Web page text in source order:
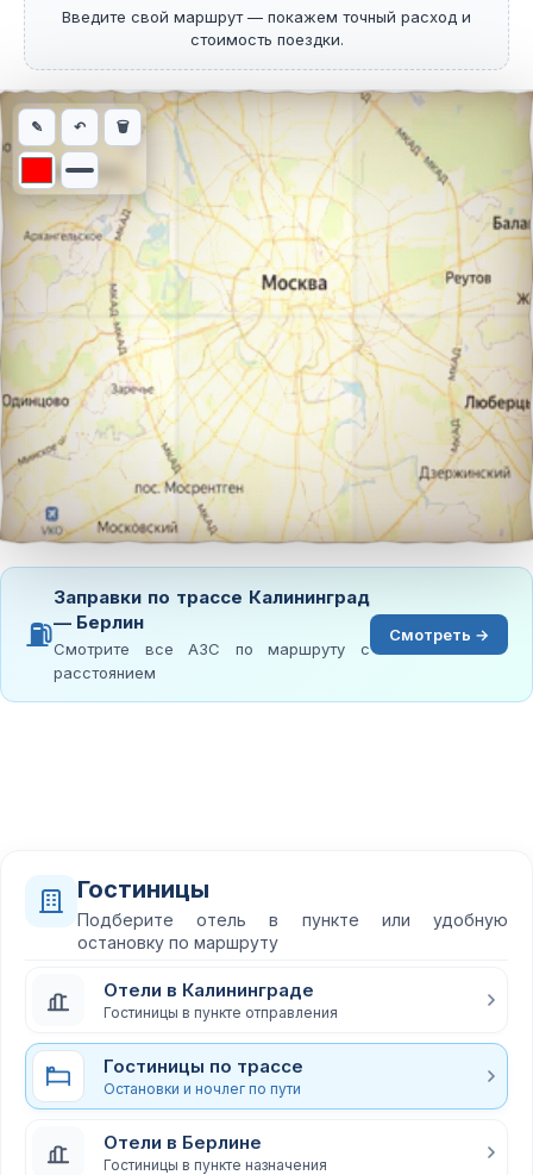
Введите свой маршрут — покажем точный расход и
стоимость поездки.
Интерактивная карта автомобильного маршрута из города
✎ ↶ 🗑
⛽
Заправки по трассе Калининград
— Берлин
Смотрите все АЗС по маршруту с
расстоянием
Смотреть →
Гостиницы
Подберите отель в пункте или удобную
остановку по маршруту
Отели в Калининграде
Гостиницы в пункте отправления
Гостиницы по трассе
Остановки и ночлег по пути
Отели в Берлине
Гостиницы в пункте назначения